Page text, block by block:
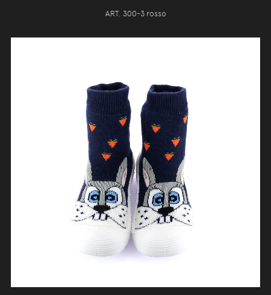
ART. 300-3 rosso